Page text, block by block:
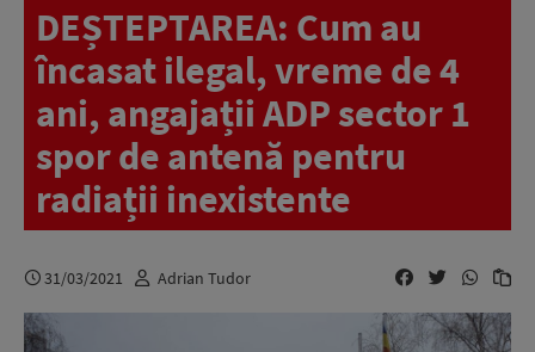
DEȘTEPTAREA: Cum au
încasat ilegal, vreme de 4
ani, angajații ADP sector 1
spor de antenă pentru
radiații inexistente
31/03/2021 Adrian Tudor